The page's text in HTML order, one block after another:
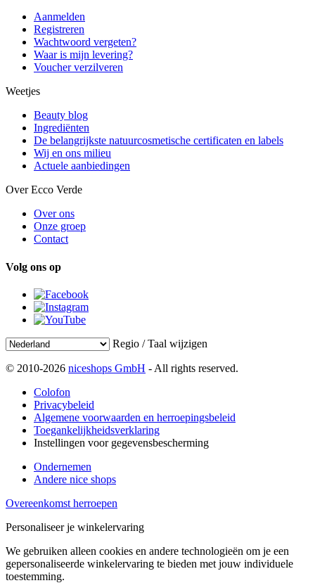
Aanmelden
Registreren
Wachtwoord vergeten?
Waar is mijn levering?
Voucher verzilveren
Weetjes
Beauty blog
Ingrediënten
De belangrijkste natuurcosmetische certificaten en labels
Wij en ons milieu
Actuele aanbiedingen
Over Ecco Verde
Over ons
Onze groep
Contact
Volg ons op
Regio / Taal wijzigen
© 2010-2026 niceshops GmbH - All rights reserved.
Colofon
Privacybeleid
Algemene voorwaarden en herroepingsbeleid
Toegankelijkheidsverklaring
Instellingen voor gegevensbescherming
Ondernemen
Andere nice shops
Overeenkomst herroepen
Personaliseer je winkelervaring
We gebruiken alleen cookies en andere technologieën om je een
gepersonaliseerde winkelervaring te bieden met jouw individuele
toestemming.